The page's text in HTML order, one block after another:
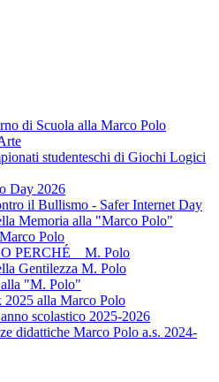
di Scuola alla Marco Polo
studenteschi di Giochi Logici
Day 2026
il Bullismo - Safer Internet Day
Memoria alla "Marco Polo"
Polo
PERCHÉ _ M. Polo
Gentilezza M. Polo
"M. Polo"
2025 alla Marco Polo
scolastico 2025-2026
didattiche Marco Polo a.s. 2024-